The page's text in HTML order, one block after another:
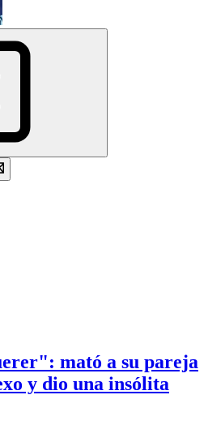
mató a su pareja
y dio una insólita